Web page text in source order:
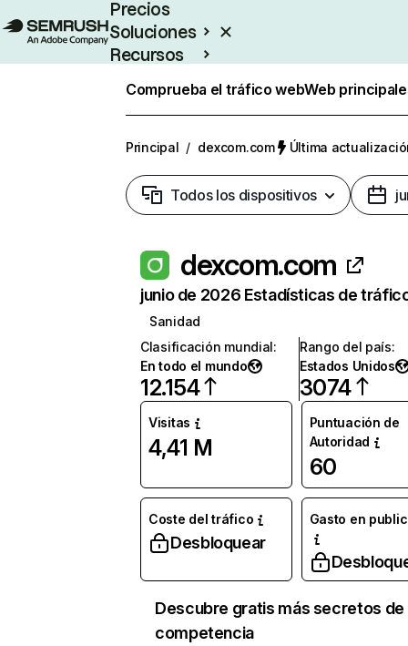
Precios
Soluciones
Recursos
Comprueba el tráfico webWeb
Principal / dexcom.com Última
Todos los dispositivos
dexcom.com
junio de 2026 Estadísticas de
Sanidad
Clasificación mundial:
En todo el mundo
12.154
Rango del país:
Estados Unidos
3074
Visitas
4,41 M
Puntuación de
Autoridad
60
Coste del tráfico
Desbloquear
Gasto en
Descubre gratis más secretos de
competencia